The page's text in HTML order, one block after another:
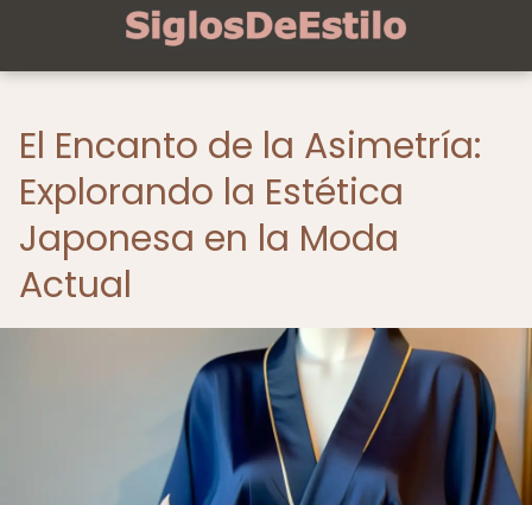
El Encanto de la Asimetría:
Explorando la Estética
Japonesa en la Moda
Actual